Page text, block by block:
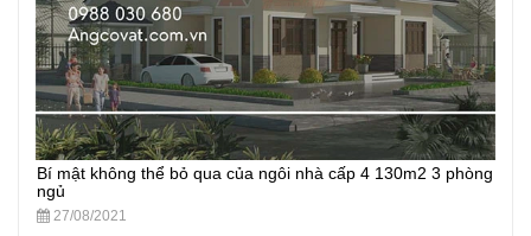
Bí mật không thể bỏ qua của ngôi nhà cấp 4 130m2 3 phòng
ngủ
27/08/2021